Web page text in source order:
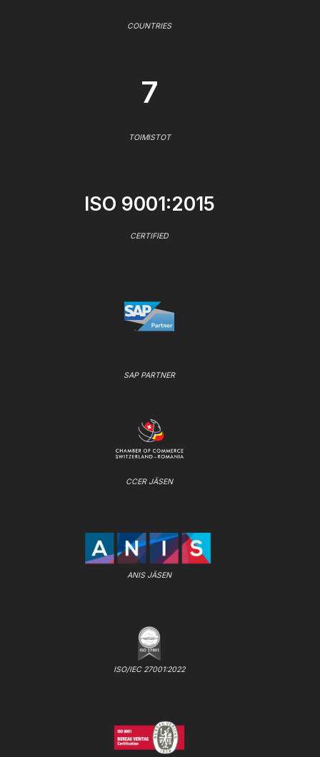
COUNTRIES
7
TOIMISTOT
ISO 9001:2015
CERTIFIED
SAP PARTNER
CCER JÄSEN
ANIS JÄSEN
ISO/IEC 27001:2022